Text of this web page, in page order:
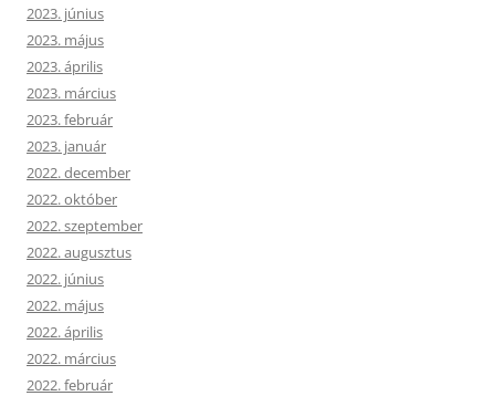
2023. június
2023. május
2023. április
2023. március
2023. február
2023. január
2022. december
2022. október
2022. szeptember
2022. augusztus
2022. június
2022. május
2022. április
2022. március
2022. február